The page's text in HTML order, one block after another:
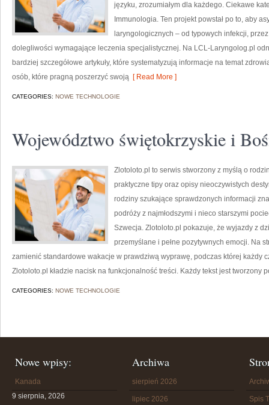
języku, zrozumiałym dla każdego. Ciekawe
Immunologia. Ten projekt powstał po to, aby
laryngologicznych – od typowych infekcji,
dolegliwości wymagające leczenia specjalistycznej. Na LCL-Laryngolog.pl
bardziej szczegółowe artykuły, które systematyzują informacje na temat
osób, które pragną poszerzyć swoją [ Read More ]
CATEGORIES: NOWE TECHNOLOGIE
Województwo świętokrzyskie i
Zlotoloto.pl to serwis stworzony z myślą o
praktyczne tipy oraz opisy nieoczywistych
rodziny szukające sprawdzonych informacji
podróży z najmłodszymi i nieco starszymi
Szwecja. Zlotoloto.pl pokazuje, że wyjazdy z
przemyślane i pełne pozytywnych emocji. Na
zamienić standardowe wakacje w prawdziwą wyprawę, podczas której każdy
Zlotoloto.pl kładzie nacisk na funkcjonalność treści. Każdy tekst jest tworzony
CATEGORIES: NOWE TECHNOLOGIE
Nowe wpisy:
Kanada
9 sierpnia, 2026
Archiwa
sierpień 2026
lipiec 2026 Spis